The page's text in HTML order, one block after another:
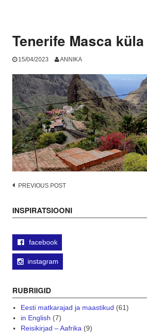
Tenerife Masca küla
15/04/2023 ANNIKA
Post
PREVIOUS POST
INSPIRATSIOONI
facebook
instagram
RUBRIIGID
Eesti matkarajad ja maastikud (61)
in English (7)
Reisikirjad – Aafrika (9)